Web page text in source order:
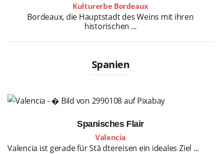
Kulturerbe Bordeaux
Bordeaux, die Hauptstadt des Weins mit ihren
historischen ...
Spanien
Spanisches Flair
Valencia
Valencia ist gerade für Stä dtereisen ein ideales Ziel ...